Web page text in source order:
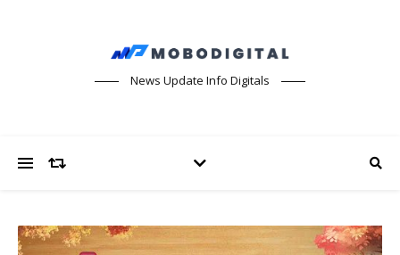
News Update Info Digitals